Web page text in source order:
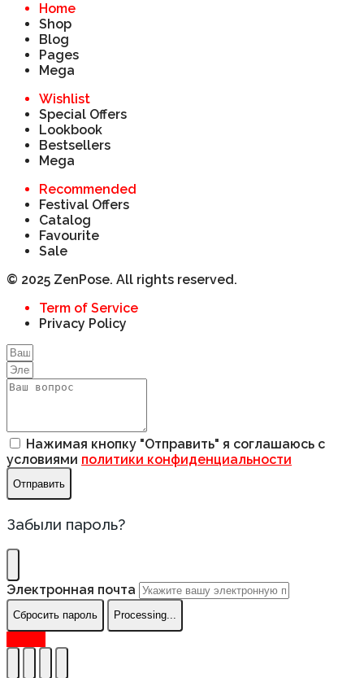
Home
Shop
Blog
Pages
Mega
Wishlist
Special Offers
Lookbook
Bestsellers
Mega
Recommended
Festival Offers
Catalog
Favourite
Sale
© 2025 ZenPose. All rights reserved.
Term of Service
Privacy Policy
Нажимая кнопку "Отправить" я соглашаюсь с
условиями политики конфиденциальности
Отправить
Забыли пароль?
Электронная почта
Сбросить пароль Processing...